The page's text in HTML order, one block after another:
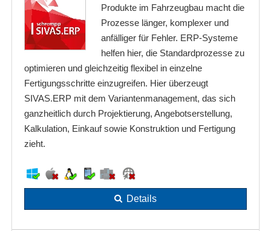
Produkte im Fahrzeugbau macht die
Prozesse länger, komplexer und
anfälliger für Fehler. ERP-Systeme
helfen hier, die Standardprozesse zu
optimieren und gleichzeitig flexibel in einzelne
Fertigungsschritte einzugreifen. Hier überzeugt
SIVAS.ERP mit dem Variantenmanagement, das sich
ganzheitlich durch Projektierung, Angebotserstellung,
Kalkulation, Einkauf sowie Konstruktion und Fertigung
zieht.
Details